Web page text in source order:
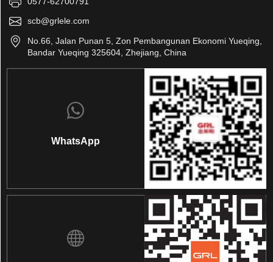
scb@grlele.com
No.66, Jalan Punan 5, Zon Pembangunan Ekonomi Yueqing,
Bandar Yueqing 325604, Zhejiang, China
WhatsApp